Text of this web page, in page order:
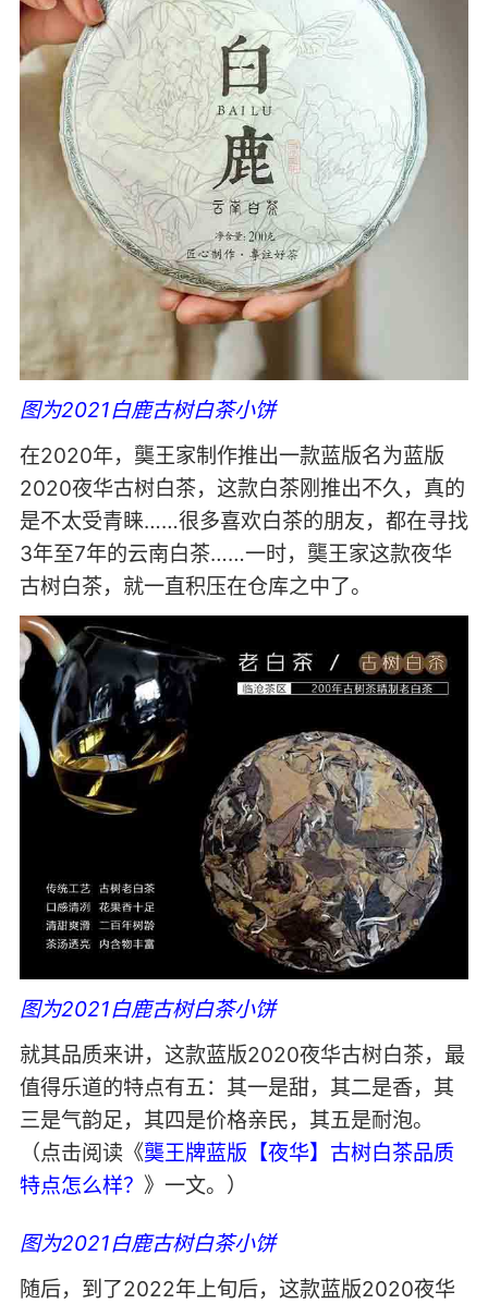
图为2021白鹿古树白茶小饼
在2020年，龑王家制作推出一款蓝版名为蓝版
2020夜华古树白茶，这款白茶刚推出不久，真的
是不太受青睐……很多喜欢白茶的朋友，都在寻找
3年至7年的云南白茶……一时，龑王家这款夜华
古树白茶，就一直积压在仓库之中了。
图为2021白鹿古树白茶小饼
就其品质来讲，这款蓝版2020夜华古树白茶，最
值得乐道的特点有五：其一是甜，其二是香，其
三是气韵足，其四是价格亲民，其五是耐泡。
（点击阅读《龑王牌蓝版【夜华】古树白茶品质
特点怎么样？ 》一文。）
图为2021白鹿古树白茶小饼
随后，到了2022年上旬后，这款蓝版2020夜华